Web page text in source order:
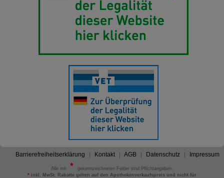
Barrierefreiheitserklärung Kontakt AGB Datenschutz Impressum
Alle mit
gekennzeichneten Felder sind Pflichtangaben.
*inkl. MwSt. Rabatte gelten auf den Apothekenverkaufspreis und nicht für